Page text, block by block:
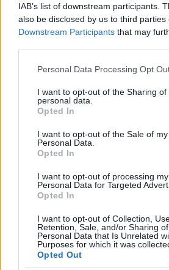
IAB’s list of downstream participants.
also be disclosed by us to third parties
Downstream Participants that may
Please note that this website/app uses
not limited to your visit or usage
grant or deny consent to Google and
use your data for below specified
consent section.
Personal Data Processing Opt
I want to opt-out of the Sharing of
personal data.
Opted In
I want to opt-out of the Sale of my
Personal Data.
Opted In
I want to opt-out of processing my
Personal Data for Targeted
Opted In
I want to opt-out of Collection,
Retention, Sale, and/or Sharing
Personal Data that Is Unrelated
Purposes for which it was
Opted Out
közben - találtak rá a
négyzetméter nagyságú
AZ EMBERSÉG